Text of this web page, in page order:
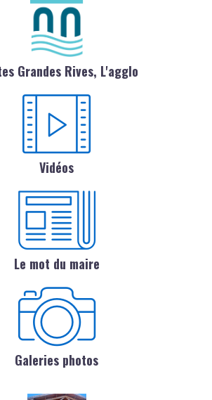
Grandes Rives, L'agglo
Vidéos
Le mot du maire
Galeries photos